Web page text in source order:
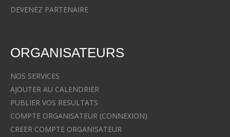
DEVENEZ PARTENAIRE
ORGANISATEURS
NOS SERVICES
AJOUTER AU CALENDRIER
PUBLIER VOS RESULTATS
COMPTE ORGANISATEUR (CONNEXION)
CREER COMPTE ORGANISATEUR